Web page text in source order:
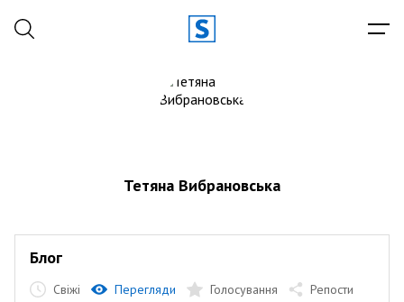
Тетяна Вибрановська
Блог
Свіжі Перегляди Голосування Репости